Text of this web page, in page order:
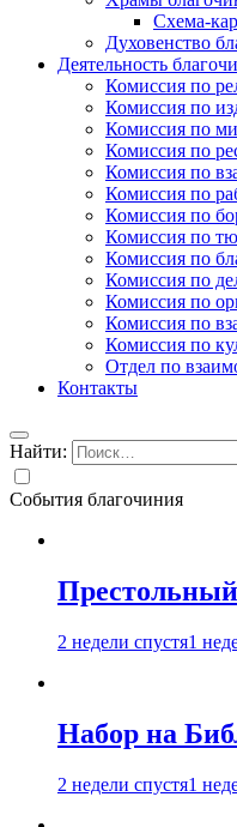
Схема-
Духовенство
Деятельность
Комиссия по
Комиссия по
Комиссия по
Комиссия по
Комиссия по
Комиссия по
Комиссия по
Комиссия по
Комиссия по
Комиссия по
Комиссия по
Комиссия по
Комиссия по
Отдел по
Контакты
Найти:
События благочиния
Престольный
2 недели спустя1
Набор на
2 недели спустя1